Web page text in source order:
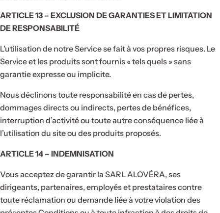
ARTICLE 13 – EXCLUSION DE GARANTIES ET LIMITATION
DE RESPONSABILITÉ
L’utilisation de notre Service se fait à vos propres risques. Le
Service et les produits sont fournis « tels quels » sans
garantie expresse ou implicite.
Nous déclinons toute responsabilité en cas de pertes,
dommages directs ou indirects, pertes de bénéfices,
interruption d’activité ou toute autre conséquence liée à
l’utilisation du site ou des produits proposés.
ARTICLE 14 – INDEMNISATION
Vous acceptez de garantir la SARL ALOVÉRA, ses
dirigeants, partenaires, employés et prestataires contre
toute réclamation ou demande liée à votre violation des